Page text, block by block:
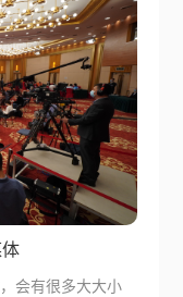
会有很多大大小